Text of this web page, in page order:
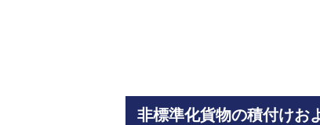
非標準化貨物の積付け